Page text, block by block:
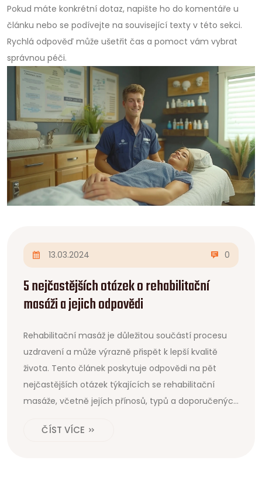
Pokud máte konkrétní dotaz, napište ho do komentáře u
článku nebo se podívejte na související texty v této sekci.
Rychlá odpověď může ušetřit čas a pomoct vám vybrat
správnou péči.
13.03.2024 0
5 nejčastějších otázek o rehabilitační
masáži a jejich odpovědi
Rehabilitační masáž je důležitou součástí procesu
uzdravení a může výrazně přispět k lepší kvalitě
života. Tento článek poskytuje odpovědi na pět
nejčastějších otázek týkajících se rehabilitační
masáže, včetně jejích přínosů, typů a doporučených
které pomohou lidem lépe porozumět tomu, co
ČÍST VÍCE